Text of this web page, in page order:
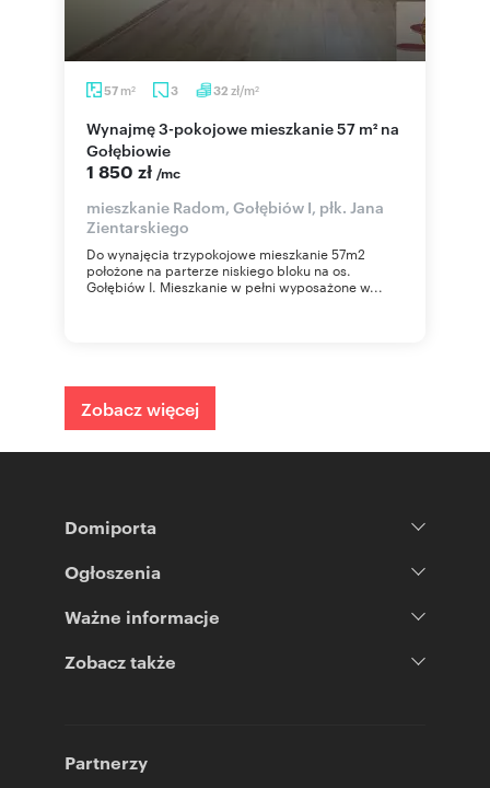
57 m2 3 32 zł/m2
Wynajmę 3-pokojowe mieszkanie 57 m² na
Gołębiowie
1 850 zł /mc
mieszkanie Radom, Gołębiów I, płk. Jana
Zientarskiego
Do wynajęcia trzypokojowe mieszkanie 57m2
położone na parterze niskiego bloku na os.
Gołębiów I. Mieszkanie w pełni wyposażone w...
Zobacz więcej
Domiporta
Ogłoszenia
Ważne informacje
Zobacz także
Partnerzy